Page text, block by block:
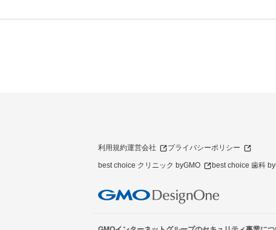
利用規約運営会社 プライバシーポリシー
best choice クリニック byGMO best choice 歯科